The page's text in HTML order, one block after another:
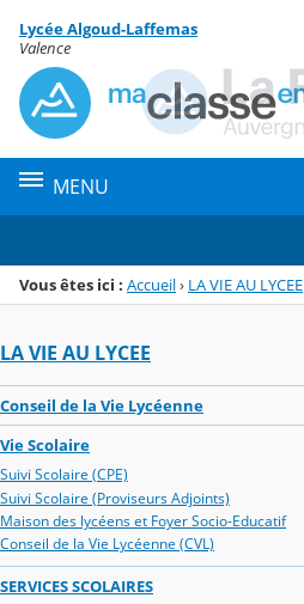
Menu de la rubrique
Contenu
Lycée Algoud-Laffemas
Valence
MENU
Vous êtes ici : Accueil› LA VIE AU LYCEE
LA VIE AU LYCEE
Conseil de la Vie Lycéenne
Vie Scolaire
Suivi Scolaire (CPE)
Suivi Scolaire (Proviseurs Adjoints)
Maison des lycéens et Foyer Socio-Educatif
Conseil de la Vie Lycéenne (CVL)
SERVICES SCOLAIRES